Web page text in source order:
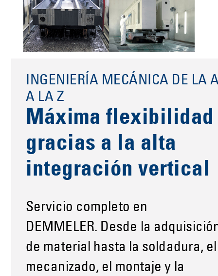
INGENIERÍA MECÁNICA DE LA
A LA Z
Máxima flexibilidad
gracias a la alta
integración vertical
Servicio completo en
DEMMELER. Desde la
de material hasta la soldadura, el
mecanizado, el montaje y la